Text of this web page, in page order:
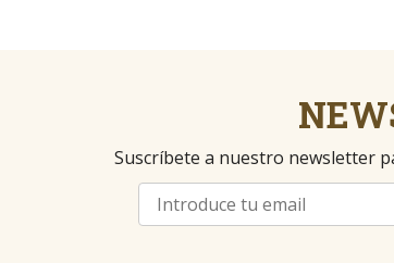
Suscríbete a nuestro newsletter